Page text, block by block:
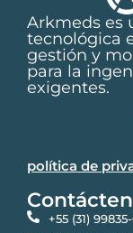
Arkmeds es
tecnológica
gestión y
para la
exigentes.
política de
+55 (31)